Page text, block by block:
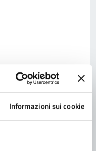
Informazioni sui cookie